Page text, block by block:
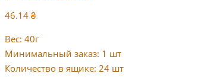
46.14 ₴
Вес: 40г
Минимальный заказ: 1 шт
Количество в ящике: 24 шт